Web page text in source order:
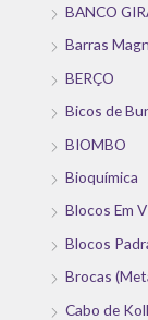
BANCO
Barras
BERÇO
Bicos de
BIOMBO
Bioquímica
Blocos Em V
Blocos
Brocas
Cabo de